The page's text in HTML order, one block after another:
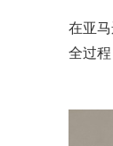
在亚
全过